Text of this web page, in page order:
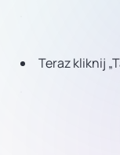
Teraz kliknij